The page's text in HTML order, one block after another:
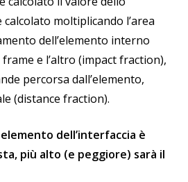
moltiplicando l’area
dell’elemento interno
e l’altro (impact fraction),
percorsa dall’elemento,
(distance fraction).
dell’interfaccia è
più alto (e peggiore) sarà il